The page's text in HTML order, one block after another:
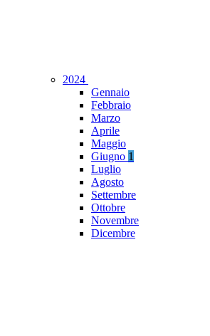
2024
Gennaio
Febbraio
Marzo
Aprile
Maggio
Giugno 1
Luglio
Agosto
Settembre
Ottobre
Novembre
Dicembre